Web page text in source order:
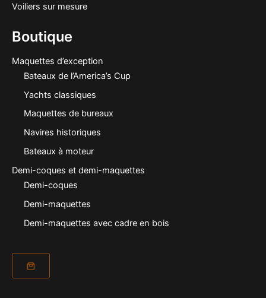
Voiliers sur mesure
Boutique
Maquettes d’exception
Bateaux de l’America’s Cup
Yachts classiques
Maquettes de bureaux
Navires historiques
Bateaux à moteur
Demi-coques et demi-maquettes
Demi-coques
Demi-maquettes
Demi-maquettes avec cadre en bois